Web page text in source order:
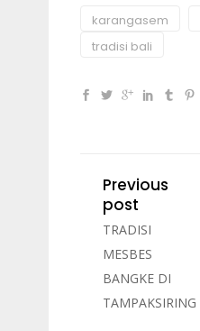
karangasem
tradisi bali
Previous
post
TRADISI
MESBES
BANGKE DI
TAMPAKSIRING